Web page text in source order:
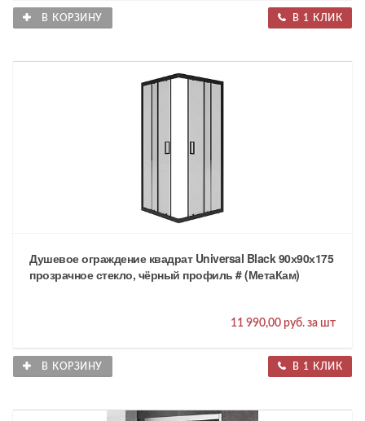
В КОРЗИНУ В 1 КЛИК
Душевое ограждение квадрат Universal Black 90х90х175
прозрачное стекло, чёрный профиль # (МетаКам)
11 990,00 руб. за шт
В КОРЗИНУ В 1 КЛИК